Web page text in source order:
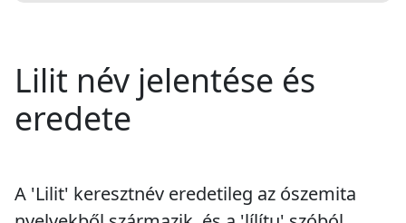
Lilit név jelentése és
eredete
A 'Lilit' keresztnév eredetileg az ószemita